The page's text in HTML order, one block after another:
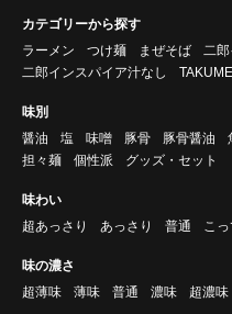
カテゴリーから探す
ラーメン
つけ麺 まぜそば
二
二郎インスパイア汁なし
味別
醤油
塩 味噌 豚骨 豚骨醤油
担々麺
個性派 グッズ・セット
味わい
超あっさり
あっさり 普通 こっ
味の濃さ
超薄味
薄味 普通 濃味 超濃味